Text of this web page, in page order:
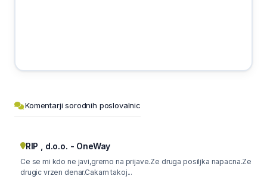
Komentarji sorodnih poslovalnic
RIP , d.o.o. - OneWay
Ce se mi kdo ne javi,gremo na prijave.Ze druga posiljka napacna.Ze
drugic vrzen denar.Cakam takoj...